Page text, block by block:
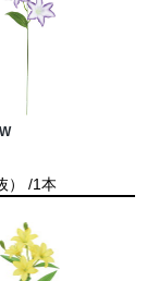
） /1本